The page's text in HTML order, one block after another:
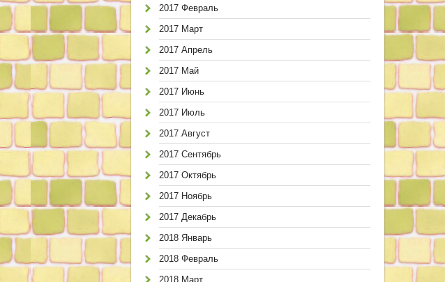
2017 Февраль
2017 Март
2017 Апрель
2017 Май
2017 Июнь
2017 Июль
2017 Август
2017 Сентябрь
2017 Октябрь
2017 Ноябрь
2017 Декабрь
2018 Январь
2018 Февраль
2018 Март